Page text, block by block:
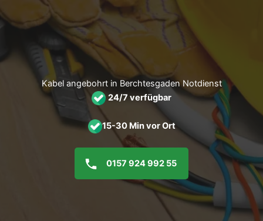
Inhalt
Kabel angebohrt in Berchtesgaden Notdienst
24/7 verfügbar
15-30 Min vor Ort
0157 924 992 55